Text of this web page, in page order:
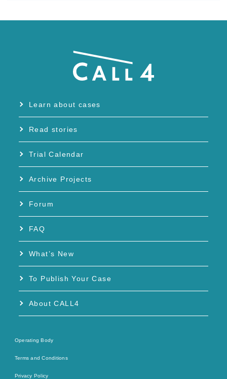
Learn about cases
Read stories
Trial Calendar
Archive Projects
Forum
FAQ
What’s New
To Publish Your Case
About CALL4
Operating Body
Terms and Conditions
Privacy Policy